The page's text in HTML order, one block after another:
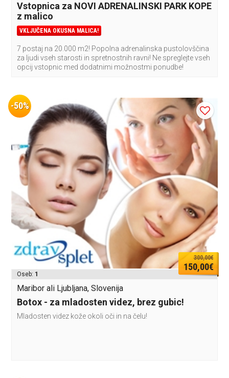
Vstopnica za NOVI ADRENALINSKI PARK KOPE
z malico
VKLJUČENA OKUSNA MALICA!
7 postaj na 20.000 m2! Popolna adrenalinska pustolovščina
za ljudi vseh starosti in spretnostnih ravni! Ne spreglejte vseh
opcij vstopnic med dodatnimi možnostmi ponudbe!
-50%
300,00€
150,00€
Oseb: 1
Maribor ali Ljubljana, Slovenija
Botox - za mladosten videz, brez gubic!
Mladosten videz kože okoli oči in na čelu!